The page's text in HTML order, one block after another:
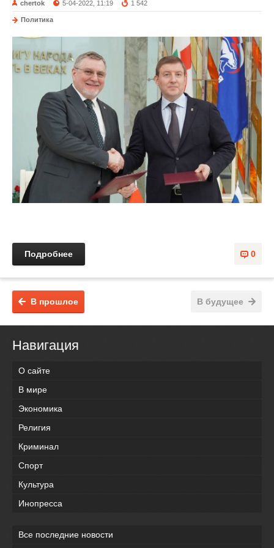
chertok 5-04-2022, 11:19 1 542
Политика
0
Подробнее
В будущее
В прошлое
Навигация
О сайте
В мире
Экономика
Религия
Криминал
Спорт
Культура
Инопресса
Все последние новости